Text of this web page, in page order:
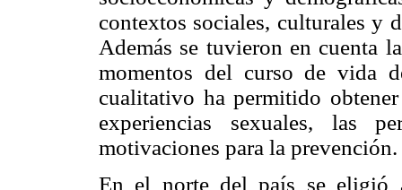
contextos sociales, culturales y
Además se tuvieron en cuenta
momentos del curso de vida
cualitativo ha permitido
experiencias sexuales, las
motivaciones para la prevención.
En el norte del país se eligió